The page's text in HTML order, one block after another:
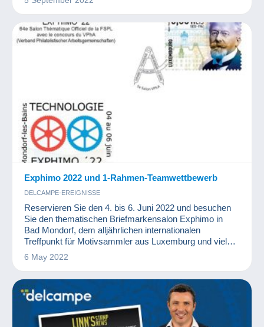
Exphimo 2022 und 1-Rahmen-Teamwettbewerb
DELCAMPE-EREIGNISSE
Reservieren Sie den 4. bis 6. Juni 2022 und besuchen
Sie den thematischen Briefmarkensalon Exphimo in
Bad Mondorf, dem alljährlichen internationalen
Treffpunkt für Motivsammler aus Luxemburg und vielen
anderen Ländern.
6 May 2022